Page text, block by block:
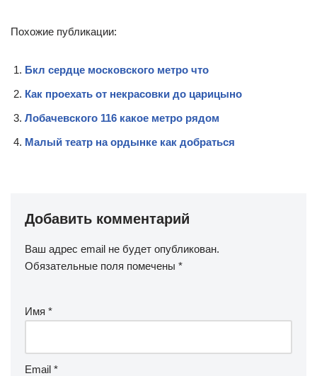
Похожие публикации:
Бкл сердце московского метро что
Как проехать от некрасовки до царицыно
Лобачевского 116 какое метро рядом
Малый театр на ордынке как добраться
Добавить комментарий
Ваш адрес email не будет опубликован.
Обязательные поля помечены *
Имя *
Email *